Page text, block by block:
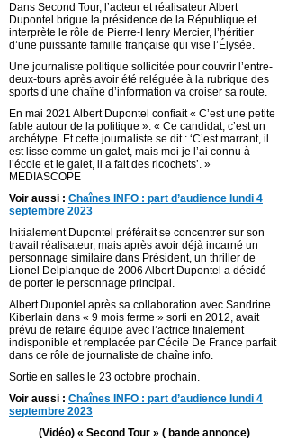
Dans Second Tour, l’acteur et réalisateur Albert
Dupontel brigue la présidence de la République et
interprète le rôle de Pierre-Henry Mercier, l’héritier
d’une puissante famille française qui vise l’Élysée.
Une journaliste politique sollicitée pour couvrir l’entre-
deux-tours après avoir été reléguée à la rubrique des
sports d’une chaîne d’information va croiser sa route.
En mai 2021 Albert Dupontel confiait « C’est une petite
fable autour de la politique ». « Ce candidat, c’est un
archétype. Et cette journaliste se dit : ‘C’est marrant, il
est lisse comme un galet, mais moi je l’ai connu à
l’école et le galet, il a fait des ricochets’. »
MEDIASCOPE
Voir aussi : Chaînes INFO : part d’audience lundi 4
septembre 2023
Initialement Dupontel préférait se concentrer sur son
travail réalisateur, mais après avoir déjà incarné un
personnage similaire dans Président, un thriller de
Lionel Delplanque de 2006 Albert Dupontel a décidé
de porter le personnage principal.
Albert Dupontel après sa collaboration avec Sandrine
Kiberlain dans « 9 mois ferme » sorti en 2012, avait
prévu de refaire équipe avec l’actrice finalement
indisponible et remplacée par Cécile De France parfait
dans ce rôle de journaliste de chaîne info.
Sortie en salles le 23 octobre prochain.
Voir aussi : Chaînes INFO : part d’audience lundi 4
septembre 2023
(Vidéo) « Second Tour » ( bande annonce)